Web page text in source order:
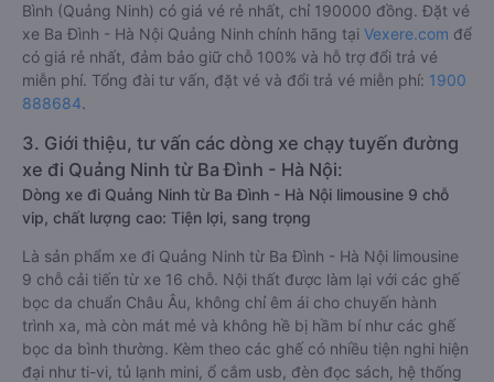
Bình (Quảng Ninh) có giá vé rẻ nhất, chỉ 190000 đồng. Đặt vé
xe Ba Đình - Hà Nội Quảng Ninh chính hãng tại Vexere.com để
có giá rẻ nhất, đảm bảo giữ chỗ 100% và hỗ trợ đổi trả vé
miễn phí. Tổng đài tư vấn, đặt vé và đổi trả vé miễn phí: 1900
888684.
3. Giới thiệu, tư vấn các dòng xe chạy tuyến đường
xe đi Quảng Ninh từ Ba Đình - Hà Nội:
Dòng xe đi Quảng Ninh từ Ba Đình - Hà Nội limousine 9 chỗ
vip, chất lượng cao: Tiện lợi, sang trọng
Là sản phẩm xe đi Quảng Ninh từ Ba Đình - Hà Nội limousine
9 chỗ cải tiến từ xe 16 chỗ. Nội thất được làm lại với các ghế
bọc da chuẩn Châu Âu, không chỉ êm ái cho chuyến hành
trình xa, mà còn mát mẻ và không hề bị hầm bí như các ghế
bọc da bình thường. Kèm theo các ghế có nhiều tiện nghi hiện
đại như ti-vi, tủ lạnh mini, ổ cắm usb, đèn đọc sách, hệ thống